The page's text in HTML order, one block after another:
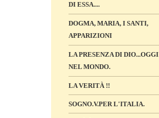
DI ESSA....
DOGMA, MARIA, I SANTI,
APPARIZIONI
LA PRESENZA DI DIO...OGGI
NEL MONDO.
LA VERITÀ !!
SOGNO.V.PER L'ITALIA.